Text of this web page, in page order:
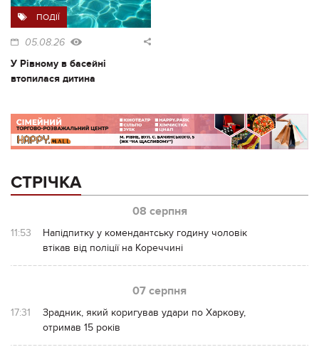
ПОДІЇ
05.08.26
У Рівному в басейні
втопилася дитина
СТРІЧКА
08 серпня
11:53
Напідпитку у комендантську годину чоловік
втікав від поліції на Кореччині
07 серпня
17:31
Зрадник, який коригував удари по Харкову,
отримав 15 років